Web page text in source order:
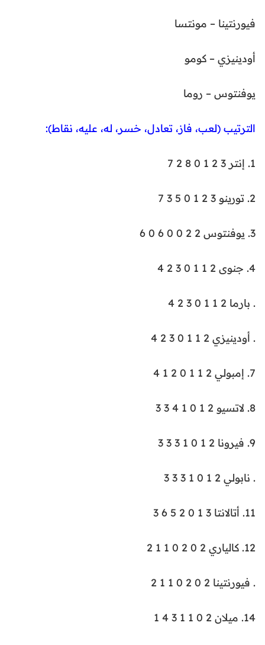
فيورنتينا – مونتسا
أودينيزي – كومو
يوفنتوس – روما
الترتيب (لعب، فاز، تعادل، خسر، له، عليه، نقاط):
1. إنتر 3 2 1 0 8 2 7
2. تورينو 3 2 1 0 5 3 7
3. يوفنتوس 2 2 0 0 6 0 6
4. جنوى 2 1 1 0 3 2 4
. بارما 2 1 1 0 3 2 4
. أودينيزي 2 1 1 0 3 2 4
7. إمبولي 2 1 1 0 2 1 4
8. لاتسيو 2 1 0 1 4 3 3
9. فيرونا 2 1 0 1 3 3 3
. نابولي 2 1 0 1 3 3 3
11. أتالانتا 3 1 0 2 5 6 3
12. كالياري 2 0 2 0 1 1 2
. فيورنتينا 2 0 2 0 1 1 2
14. ميلان 2 0 1 1 3 4 1